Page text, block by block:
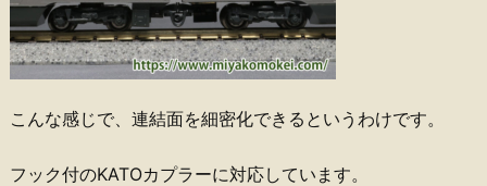
こんな感じで、連結面を細密化できるというわけです。
フック付のKATOカプラーに対応しています。